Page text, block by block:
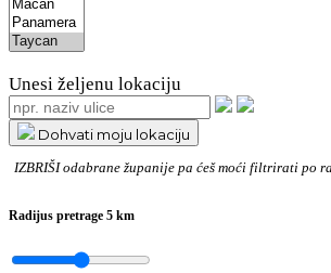
Unesi željenu lokaciju
Dohvati moju lokaciju
IZBRIŠIodabrane županije pa ćeš moći filtrirati po
Radijus pretrage 5 km